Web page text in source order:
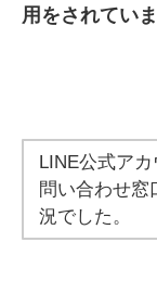
用をされてい
LINE公式ア
問い合わせ窓
況でした。